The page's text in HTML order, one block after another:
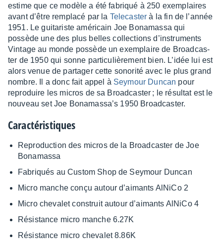
estime que ce modèle a été fabriqué à 250 exem­plaires
avant d’être remplacé par la Tele­cas­ter à la fin de l’an­née
1951. Le guita­riste améri­cain Joe Bona­massa qui
possède une des plus belles collec­tions d’ins­tru­ments
Vintage au monde possède un exem­plaire de Broad­cas­
ter de 1950 qui sonne parti­cu­liè­re­ment bien. L’idée lui est
alors venue de parta­ger cette sono­rité avec le plus grand
nombre. Il a donc fait appel à Seymour Duncan pour
repro­duire les micros de sa Broad­cas­ter ; le résul­tat est le
nouveau set Joe Bona­mas­sa’s 1950 Broad­cas­ter.
Carac­té­ris­tiques
Repro­duc­tion des micros de la Broad­cas­ter de Joe
Bona­massa
Fabriqués au Custom Shop de Seymour Duncan
Micro manche conçu autour d’ai­mants AlNiCo 2
Micro cheva­let construit autour d’ai­mants AlNiCo 4
Résis­tance micro manche 6.27K
Résis­tance micro cheva­let 8.86K